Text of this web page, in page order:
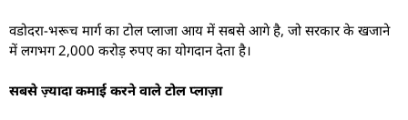
वडोदरा-भरूच मार्ग का टोल प्लाजा आय में सबसे आगे है, जो सरकार के खजाने
में लगभग 2,000 करोड़ रुपए का योगदान देता है।
सबसे ज़्यादा कमाई करने वाले टोल प्लाज़ा